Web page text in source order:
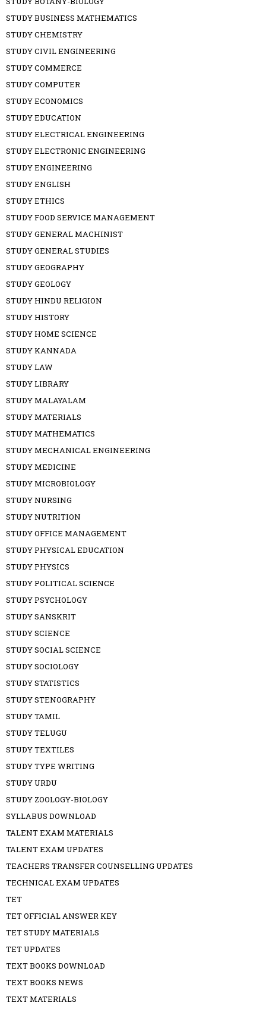
STUDY BUSINESS MATHEMATICS
STUDY CHEMISTRY
STUDY CIVIL ENGINEERING
STUDY COMMERCE
STUDY COMPUTER
STUDY ECONOMICS
STUDY EDUCATION
STUDY ELECTRICAL ENGINEERING
STUDY ELECTRONIC ENGINEERING
STUDY ENGINEERING
STUDY ENGLISH
STUDY ETHICS
STUDY FOOD SERVICE MANAGEMENT
STUDY GENERAL MACHINIST
STUDY GENERAL STUDIES
STUDY GEOGRAPHY
STUDY GEOLOGY
STUDY HINDU RELIGION
STUDY HISTORY
STUDY HOME SCIENCE
STUDY KANNADA
STUDY LAW
STUDY LIBRARY
STUDY MALAYALAM
STUDY MATERIALS
STUDY MATHEMATICS
STUDY MECHANICAL ENGINEERING
STUDY MEDICINE
STUDY MICROBIOLOGY
STUDY NURSING
STUDY NUTRITION
STUDY OFFICE MANAGEMENT
STUDY PHYSICAL EDUCATION
STUDY PHYSICS
STUDY POLITICAL SCIENCE
STUDY PSYCHOLOGY
STUDY SANSKRIT
STUDY SCIENCE
STUDY SOCIAL SCIENCE
STUDY SOCIOLOGY
STUDY STATISTICS
STUDY STENOGRAPHY
STUDY TAMIL
STUDY TELUGU
STUDY TEXTILES
STUDY TYPE WRITING
STUDY URDU
STUDY ZOOLOGY-BIOLOGY
SYLLABUS DOWNLOAD
TALENT EXAM MATERIALS
TALENT EXAM UPDATES
TEACHERS TRANSFER COUNSELLING UPDATES
TECHNICAL EXAM UPDATES
TET
TET OFFICIAL ANSWER KEY
TET STUDY MATERIALS
TET UPDATES
TEXT BOOKS DOWNLOAD
TEXT BOOKS NEWS
TEXT MATERIALS